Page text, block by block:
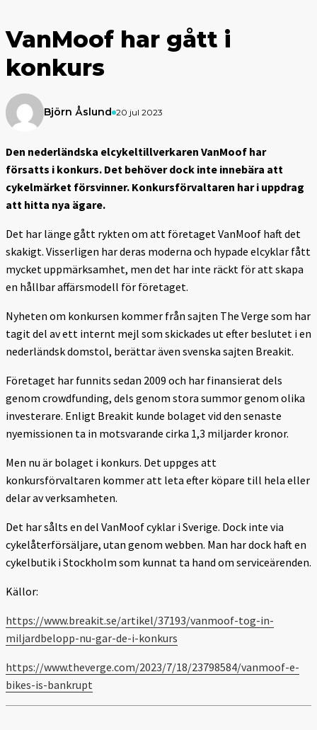
VanMoof har gått i
konkurs
Björn Åslund 20 jul 2023
Den nederländska elcykeltillverkaren VanMoof har
försatts i konkurs. Det behöver dock inte innebära att
cykelmärket försvinner. Konkursförvaltaren har i uppdrag
att hitta nya ägare.
Det har länge gått rykten om att företaget VanMoof haft det
skakigt. Visserligen har deras moderna och hypade elcyklar fått
mycket uppmärksamhet, men det har inte räckt för att skapa
en hållbar affärsmodell för företaget.
Nyheten om konkursen kommer från sajten The Verge som har
tagit del av ett internt mejl som skickades ut efter beslutet i en
nederländsk domstol, berättar även svenska sajten Breakit.
Företaget har funnits sedan 2009 och har finansierat dels
genom crowdfunding, dels genom stora summor genom olika
investerare. Enligt Breakit kunde bolaget vid den senaste
nyemissionen ta in motsvarande cirka 1,3 miljarder kronor.
Men nu är bolaget i konkurs. Det uppges att
konkursförvaltaren kommer att leta efter köpare till hela eller
delar av verksamheten.
Det har sålts en del VanMoof cyklar i Sverige. Dock inte via
cykelåterförsäljare, utan genom webben. Man har dock haft en
cykelbutik i Stockholm som kunnat ta hand om serviceärenden.
Källor:
https://www.breakit.se/artikel/37193/vanmoof-tog-in-
miljardbelopp-nu-gar-de-i-konkurs
https://www.theverge.com/2023/7/18/23798584/vanmoof-e-
bikes-is-bankrupt